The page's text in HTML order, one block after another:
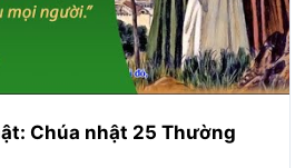
Chúa nhật 25 Thường